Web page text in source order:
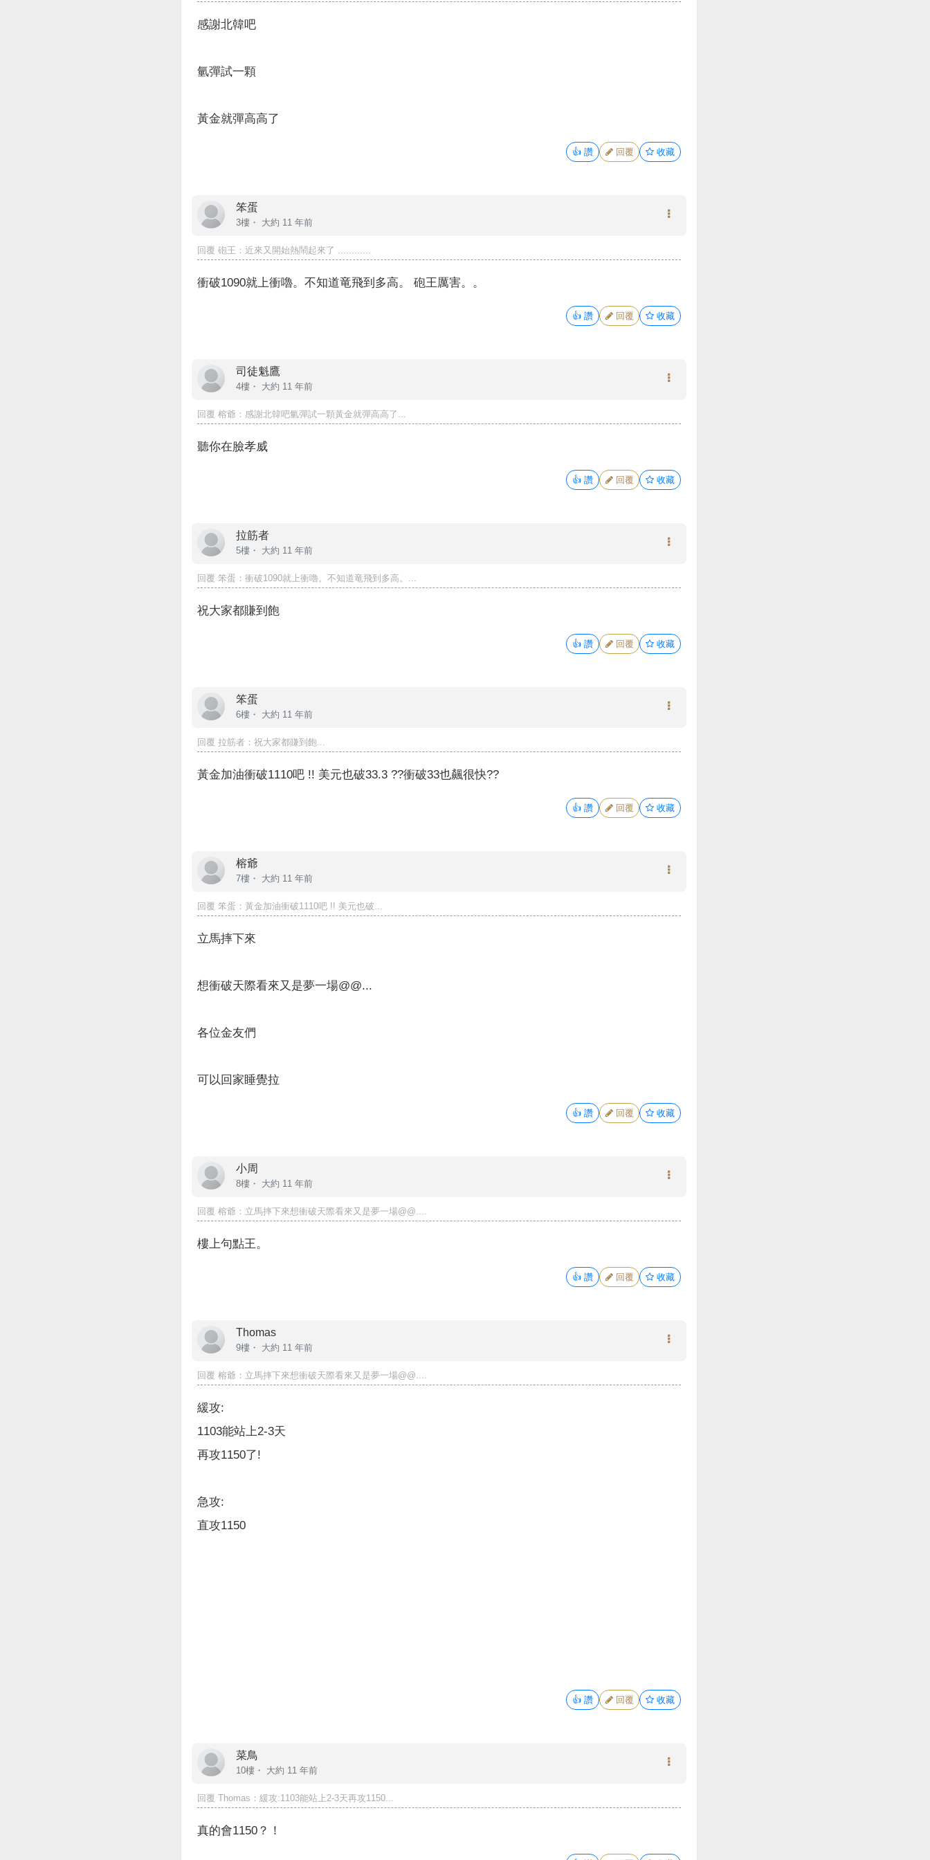
感謝北韓吧
氫彈試一顆
黃金就彈高高了
👍 讚 回覆 收藏
笨蛋
3樓・ 大約 11 年前
回覆砲王 ：近來又開始熱鬧起來了 ............
衝破1090就上衝嚕。不知道竜飛到多高。 砲王厲害。。
👍 讚 回覆 收藏
司徒魁鷹
4樓・ 大約 11 年前
回覆榕爺 ：感謝北韓吧氫彈試一顆黃金就彈高高了...
聽你在臉孝威
👍 讚 回覆 收藏
拉筋者
5樓・ 大約 11 年前
回覆笨蛋 ：衝破1090就上衝嚕。不知道竜飛到多高。...
祝大家都賺到飽
👍 讚 回覆 收藏
笨蛋
6樓・ 大約 11 年前
回覆拉筋者 ：祝大家都賺到飽...
黃金加油衝破1110吧 !! 美元也破33.3 ??衝破33也飆很快??
👍 讚 回覆 收藏
榕爺
7樓・ 大約 11 年前
回覆笨蛋 ：黃金加油衝破1110吧 !! 美元也破...
立馬摔下來
想衝破天際看來又是夢一場@@...
各位金友們
可以回家睡覺拉
👍 讚 回覆 收藏
小周
8樓・ 大約 11 年前
回覆榕爺 ：立馬摔下來想衝破天際看來又是夢一場@@....
樓上句點王。
👍 讚 回覆 收藏
Thomas
9樓・ 大約 11 年前
回覆榕爺 ：立馬摔下來想衝破天際看來又是夢一場@@....
緩攻:
1103能站上2-3天
再攻1150了!
急攻:
直攻1150
👍 讚 回覆 收藏
菜鳥
10樓・ 大約 11 年前
回覆Thomas ：緩攻:1103能站上2-3天再攻1150...
真的會1150？！